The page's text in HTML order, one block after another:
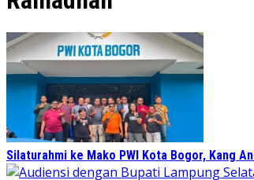
Silaturahmi ke Mako PWI Kota Bogor, Kang